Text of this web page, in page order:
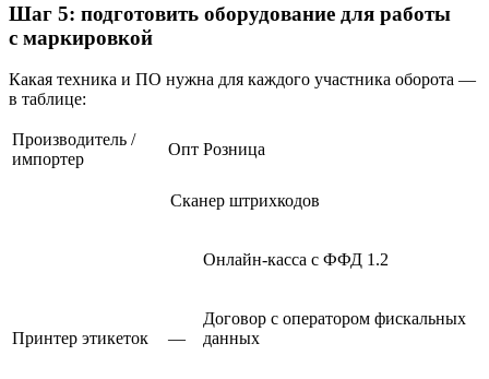
Шаг 5: подготовить оборудование для работы
с маркировкой
Какая техника и ПО нужна для каждого участника оборота —
в таблице:
Производитель /
импортер
Опт Розница
Сканер штрихкодов
Принтер этикеток —
Онлайн‑касса с ФФД 1.2
Договор с оператором фискальных
данных